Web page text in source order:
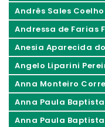
Andrês Sales Coelho
Andressa de Farias
Anesia Aparecida
Angelo Liparini
Anna Monteiro
Anna Paula
Anna Paula